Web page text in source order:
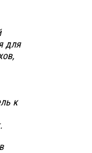
для
к